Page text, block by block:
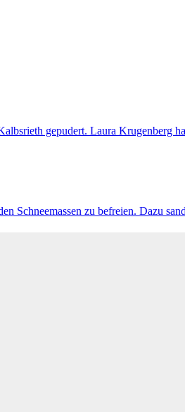
gepudert. Laura Krugenberg
Schneemassen zu befreien. Dazu